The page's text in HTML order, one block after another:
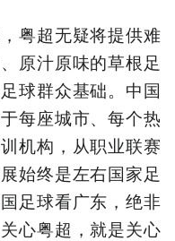
粤超无疑将提供难
原汁原味的草根足
球群众基础。中国
每座城市、每个热
机构，从职业联赛
始终是左右国家足
足球看广东，绝非
心粤超，就是关心